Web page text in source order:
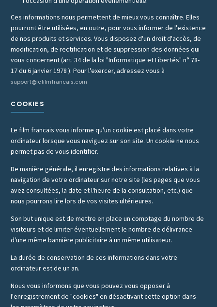
Ces informations nous permettent de mieux vous connaître. Elles
pourront être utilisées, en outre, pour vous informer de l'existence
de nos produits et services. Vous disposez d'un droit d'accès, de
modification, de rectification et de suppression des données qui
vous concernent (art. 34 de la loi "Informatique et Libertés" n° 78-
17 du 6 janvier 1978 ). Pour l'exercer, adressez vous à
support@lefilmfrancais.com
COOKIES
Le film francais vous informe qu'un cookie est placé dans votre
ordinateur lorsque vous naviguez sur son site. Un cookie ne nous
permet pas de vous identifier.
De manière générale, il enregistre des informations relatives à la
navigation de votre ordinateur sur notre site (les pages que vous
avez consultées, la date et l'heure de la consultation, etc.) que
nous pourrons lire lors de vos visites ultérieures.
Son but unique est de mettre en place un comptage du nombre de
visiteurs et de limiter éventuellement le nombre de délivrance
d'une même bannière publicitaire à un même utilisateur.
La durée de conservation de ces informations dans votre
ordinateur est de un an.
Nous vous informons que vous pouvez vous opposer à
l'enregistrement de "cookies" en désactivant cette option dans